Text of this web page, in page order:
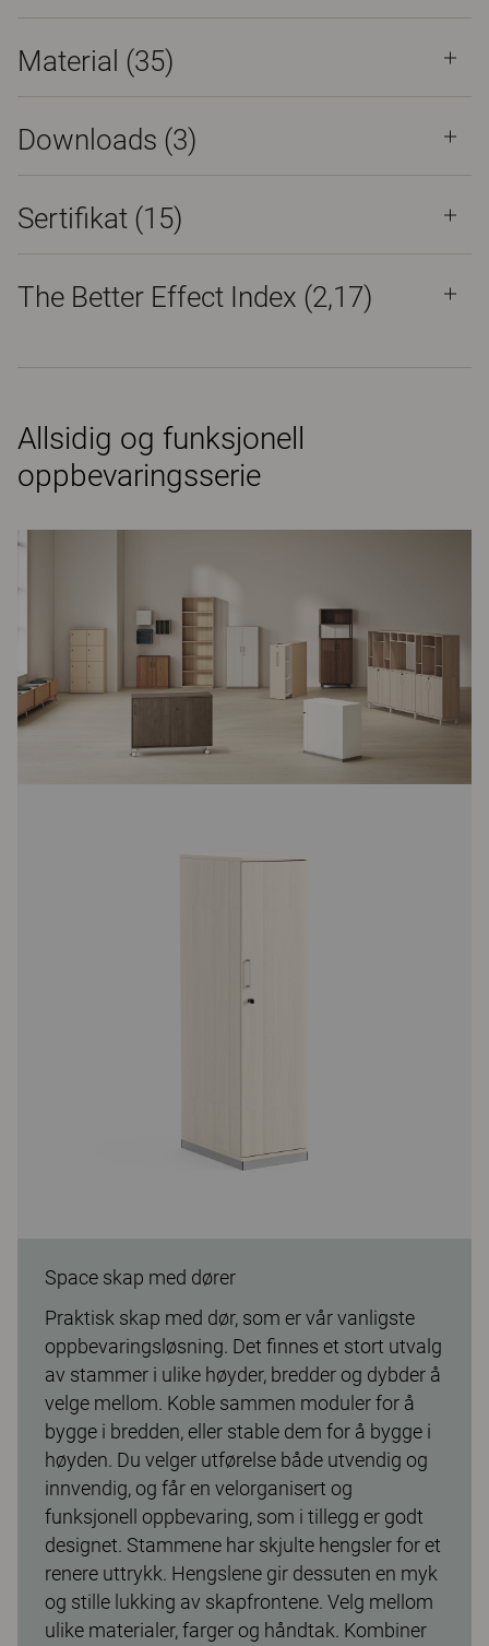
Material (35)
Downloads (3)
Sertifikat (15)
The Better Effect Index (2,17)
Allsidig og funksjonell
oppbevaringsserie
Space skap med dører
Praktisk skap med dør, som er vår vanligste
oppbevaringsløsning. Det finnes et stort utvalg
av stammer i ulike høyder, bredder og dybder å
velge mellom. Koble sammen moduler for å
bygge i bredden, eller stable dem for å bygge i
høyden. Du velger utførelse både utvendig og
innvendig, og får en velorganisert og
funksjonell oppbevaring, som i tillegg er godt
designet. Stammene har skjulte hengsler for et
renere uttrykk. Hengslene gir dessuten en myk
og stille lukking av skapfrontene. Velg mellom
ulike materialer, farger og håndtak. Kombiner